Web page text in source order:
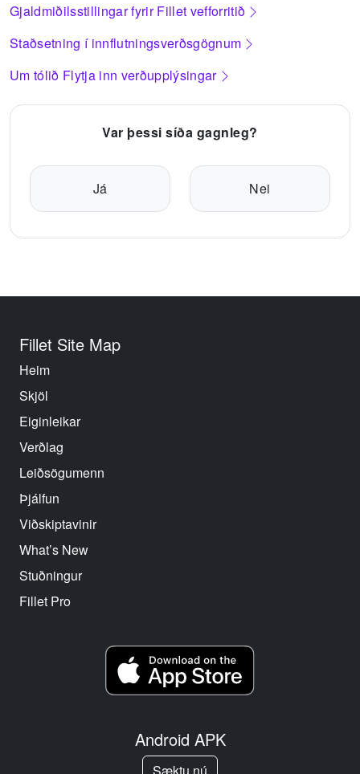
Gjaldmiðilsstillingar fyrir Fillet vefforritið
Staðsetning í innflutningsverðsgögnum
Um tólið Flytja inn verðupplýsingar
Var þessi síða gagnleg?
Já Nei
Fillet Site Map
Heim
Skjöl
Eiginleikar
Verðlag
Leiðsögumenn
Þjálfun
Viðskiptavinir
What’s New
Stuðningur
Fillet Pro
Android APK
Sæktu nú